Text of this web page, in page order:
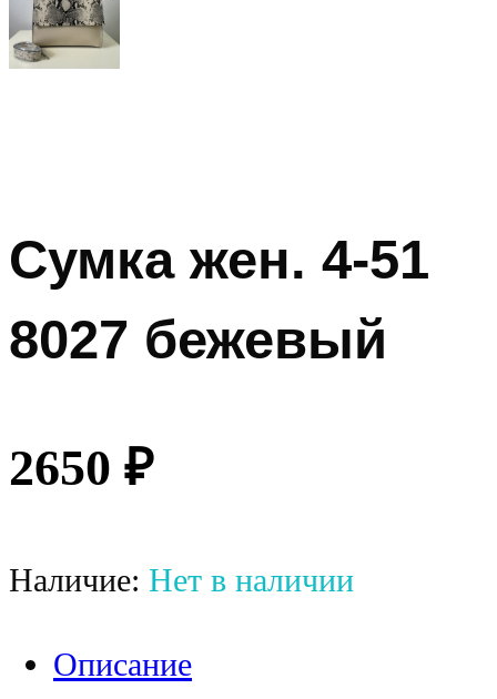
Сумка жен. 4-51
8027 бежевый
2650 ₽
Наличие: Нет в наличии
Описание